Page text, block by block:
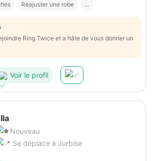
Réajuster une robe ...
Ring Twice et a hâte de vous donner un
Voir le profil
Nouveau
Se déplace à Jurbise